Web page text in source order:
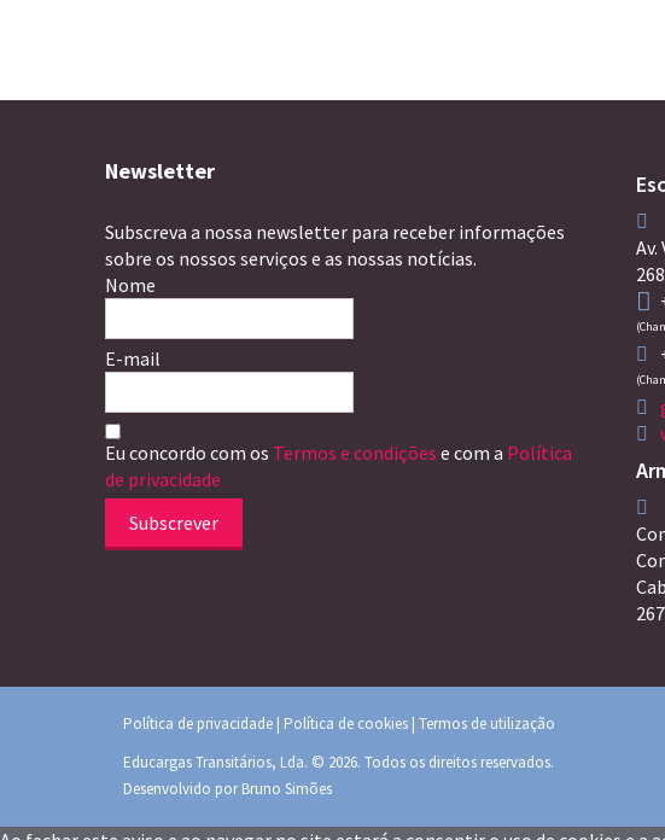
Newsletter
Subscreva a nossa newsletter para receber informações
sobre os nossos serviços e as nossas notícias.
Nome
E-mail
Eu concordo com os Termos e condições e com a Política
de privacidade
Subscrever
Av.
Política de privacidade | Política de cookies | Termos de utilização
Educargas Transitários, Lda. © 2026. Todos os direitos reservados.
Desenvolvido porBruno Simões